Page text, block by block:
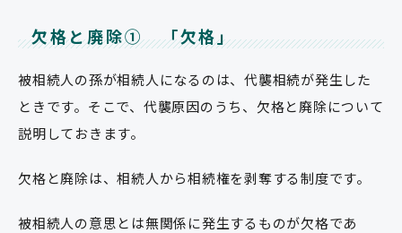
欠格と廃除① 「欠格」
被相続人の孫が相続人になるのは、代襲相続が発生した
ときです。そこで、代襲原因のうち、欠格と廃除について
説明しておきます。
欠格と廃除は、相続人から相続権を剥奪する制度です。
被相続人の意思とは無関係に発生するものが欠格であ